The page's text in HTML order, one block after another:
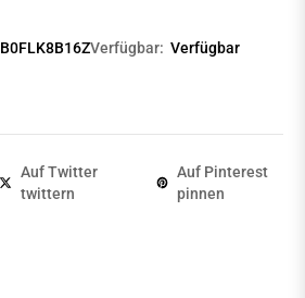
B0FLK8B16ZVerfügbar: Verfügbar
Auf Twitter
twittern
Auf Pinterest
pinnen